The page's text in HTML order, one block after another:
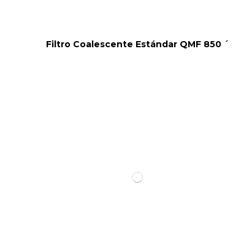
Filtro Coalescente Estándar QMF 850 ´